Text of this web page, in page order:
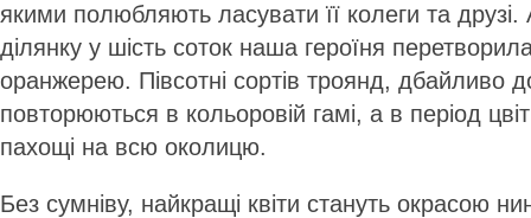
якими полюбляють ласувати її колеги та
ділянку у шість соток наша героїня
оранжерею. Півсотні сортів троянд, дбайливо
повторюються в кольоровій гамі, а в період
пахощі на всю околицю.
Без сумніву, найкращі квіти стануть окрасою